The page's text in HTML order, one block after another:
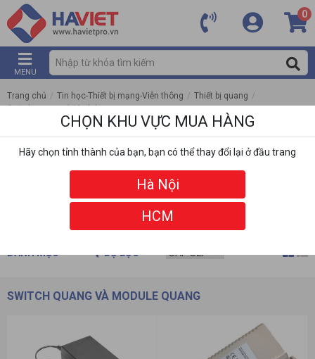
0
MENU
Trang chủ / Tin học-Thiết bị mạng-Viễn thông / Thiết bị quang /
Switch quang và Module quang
DANH MỤC BỘ LỌC
SWITCH QUANG VÀ MODULE QUANG
CHỌN KHU VỰC MUA HÀNG
Hãy chọn tỉnh thành của bạn, bạn có thể thay đổi lại ở đầu trang
Hà Nội
HCM